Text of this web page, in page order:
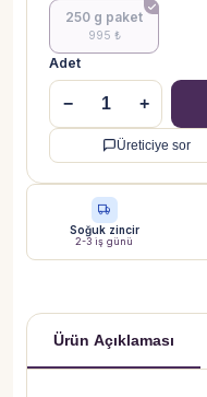
250 g paket
995 ₺
Adet
− +
Üreticiye sor
Soğuk zincir
2-3 iş günü
Ürün Açıklaması